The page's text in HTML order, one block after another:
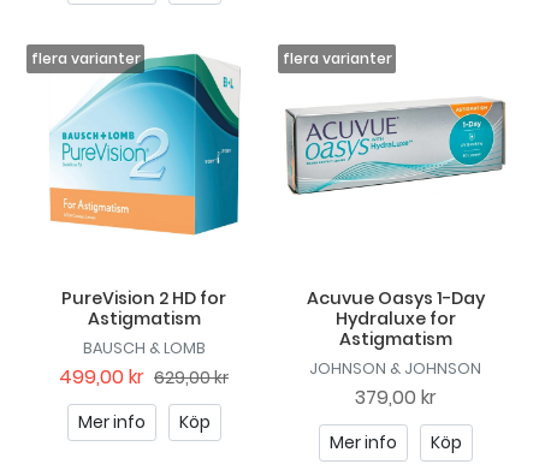
PureVision 2 HD for
Astigmatism
BAUSCH & LOMB
499,00 kr 629,00 kr
Mer info
Köp
Acuvue Oasys 1-Day
Hydraluxe for
Astigmatism
JOHNSON & JOHNSON
379,00 kr
Mer info Köp